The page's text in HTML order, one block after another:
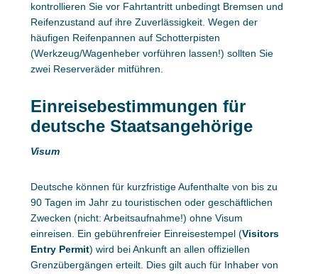
kontrollieren Sie vor Fahrtantritt unbedingt Bremsen und
Reifenzustand auf ihre Zuverlässigkeit. Wegen der
häufigen Reifenpannen auf Schotterpisten
(Werkzeug/Wagenheber vorführen lassen!) sollten Sie
zwei Reserveräder mitführen.
Einreisebestimmungen für
deutsche Staatsangehörige
Visum
Deutsche können für kurzfristige Aufenthalte von bis zu
90 Tagen im Jahr zu touristischen oder geschäftlichen
Zwecken (nicht: Arbeitsaufnahme!) ohne Visum
einreisen. Ein gebührenfreier Einreisestempel (Visitors
Entry Permit) wird bei Ankunft an allen offiziellen
Grenzübergängen erteilt. Dies gilt auch für Inhaber von